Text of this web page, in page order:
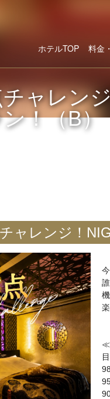
ホテルTOP 料金
ャレン
！（B）
ャレンジ！
≪